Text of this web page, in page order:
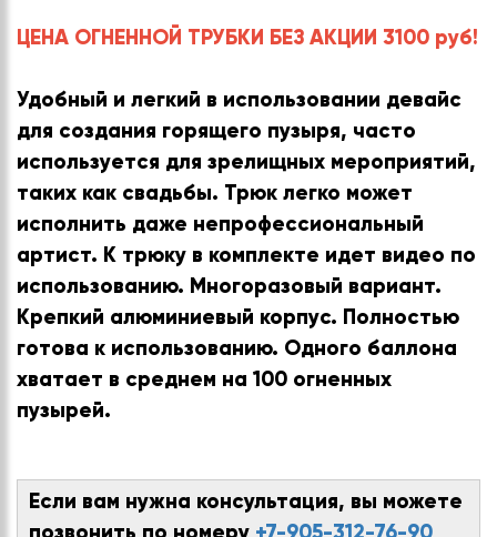
ЦЕНА ОГНЕННОЙ ТРУБКИ БЕЗ АКЦИИ 3100 руб!
Удобный и легкий в использовании девайс
для создания горящего пузыря, часто
используется для зрелищных мероприятий,
таких как свадьбы. Трюк легко может
исполнить даже непрофессиональный
артист. К трюку в комплекте идет видео по
использованию. Многоразовый вариант.
Крепкий алюминиевый корпус. Полностью
готова к использованию. Одного баллона
хватает в среднем на 100 огненных
пузырей.
Если вам нужна консультация, вы можете